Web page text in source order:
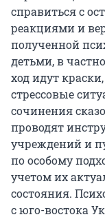
справиться с
реакциями и
полученной
детьми, в
ход идут
стрессовые
сочинения
проводят
учреждений и
по особому
учетом их
состояния.
с юго-востока